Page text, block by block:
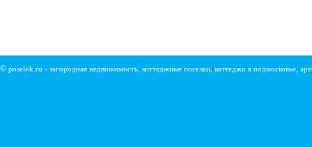
© poselok.ru - загородная недвижимость, коттеджные поселки, коттеджи в подмосковье,